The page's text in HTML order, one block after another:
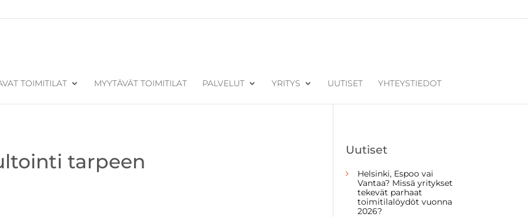
TOIMITILAT MYYTÄVÄT TOIMITILAT PALVELUT YRITYS UUTISET YHTEYSTIEDOT
tarpeen
Uutiset
Helsinki, Espoo vai
Vantaa? Missä yritykset
tekevät parhaat
toimitilalöydöt vuonna
2026?